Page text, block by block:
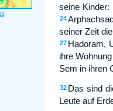
seine Kinder:
24
seiner Zeit
27 Hadoram,
ihre
Sem in ihren
32 Das sind
Leute auf